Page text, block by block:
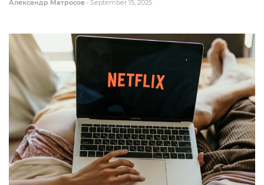
Александр Матросов • September 15, 2025